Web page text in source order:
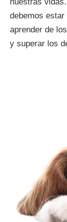
debemos
aprender de
y superar los